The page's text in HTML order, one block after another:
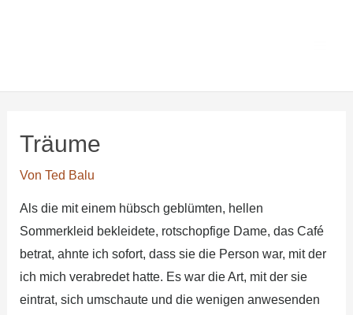
Träume
Von Ted Balu
Als die mit einem hübsch geblümten, hellen
Sommerkleid bekleidete, rotschopfige Dame, das Café
betrat, ahnte ich sofort, dass sie die Person war, mit der
ich mich verabredet hatte. Es war die Art, mit der sie
eintrat, sich umschaute und die wenigen anwesenden